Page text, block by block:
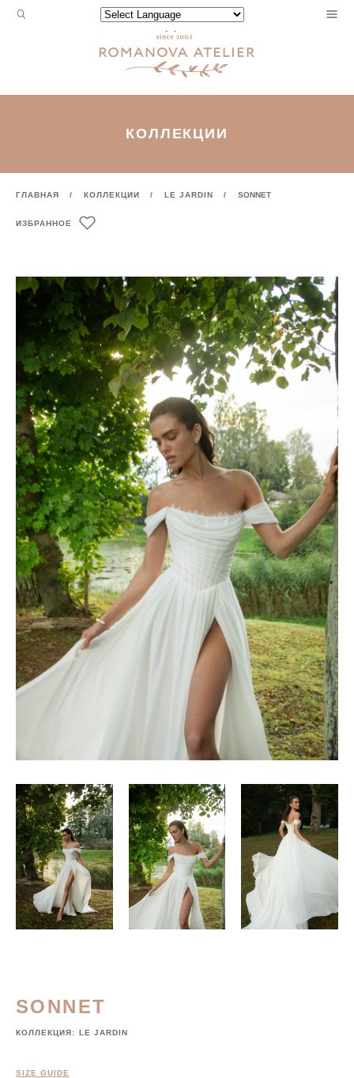
Запрос
Powered by
КОЛЛЕКЦИИ
ГЛАВНАЯ КОЛЛЕКЦИИ LE JARDIN SONNET
ИЗБРАННОЕ
SONNET
КОЛЛЕКЦИЯ: LE JARDIN
SIZE GUIDE